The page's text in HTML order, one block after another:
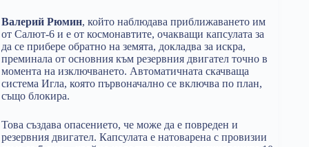
Валерий Рюмин, който наблюдава приближаването им
от Салют-6 и е от космонавтите, очакващи капсулата за
да се прибере обратно на земята, докладва за искра,
преминала от основния към резервния двигател точно в
момента на изключването. Автоматичната скачваща
система Игла, която първоначално се включва по план,
също блокира.
Това създава опасението, че може да е повреден и
резервния двигател. Капсулата е натоварена с провизии